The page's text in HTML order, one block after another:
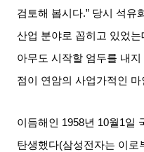
검토해 봅시다.” 당시 석유
산업 분야로 꼽히고 있었
아무도 시작할 엄두를 내
점이 연암의 사업가적인
이듬해인 1958년 10월1일
탄생했다(삼성전자는 이로